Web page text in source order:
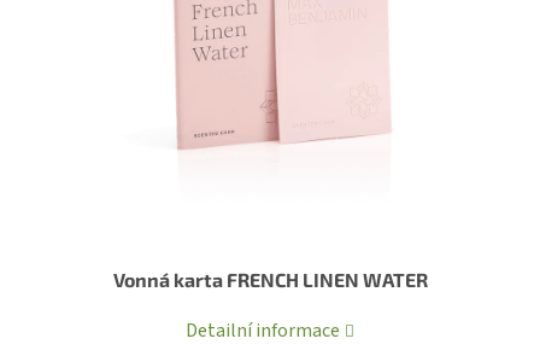
Vonná karta FRENCH LINEN WATER
Detailní informace